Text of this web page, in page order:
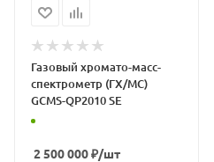
Газовый хромато-масс-
спектрометр (ГХ/МС)
GCMS-QP2010 SE
2 500 000₽/шт